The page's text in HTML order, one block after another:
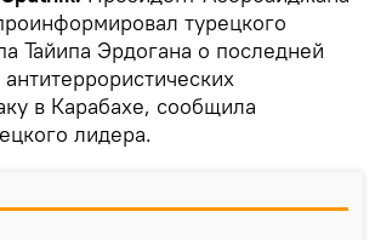
турецкого
Тайипа Эрдогана о последней
в Карабахе, сообщила
лидера.